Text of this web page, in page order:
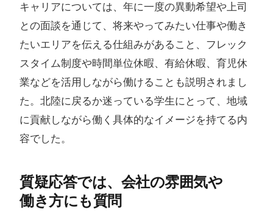
キャリアについては、年に一度の異動希望や上司
との面談を通じて、将来やってみたい仕事や働き
たいエリアを伝える仕組みがあること、フレック
スタイム制度や時間単位休暇、有給休暇、育児休
業などを活用しながら働けることも説明されまし
た。北陸に戻るか迷っている学生にとって、地域
に貢献しながら働く具体的なイメージを持てる内
容でした。
質疑応答では、​会社の​雰囲気や​
働き方にも​質問